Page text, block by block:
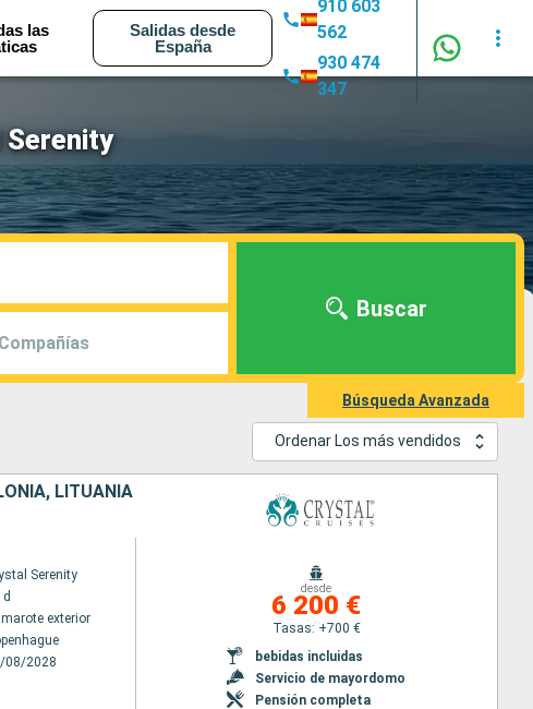
las
Salidas desde
España
910 603
562
930 474
347
Serenity
Compañías
Buscar
Búsqueda Avanzada
Ordenar Los más vendidos
LITUANIA
Serenity
d
exterior
08/2028
desde
6 200 €
Tasas: +700 €
bebidas incluidas
Servicio de mayordomo
Pensión completa